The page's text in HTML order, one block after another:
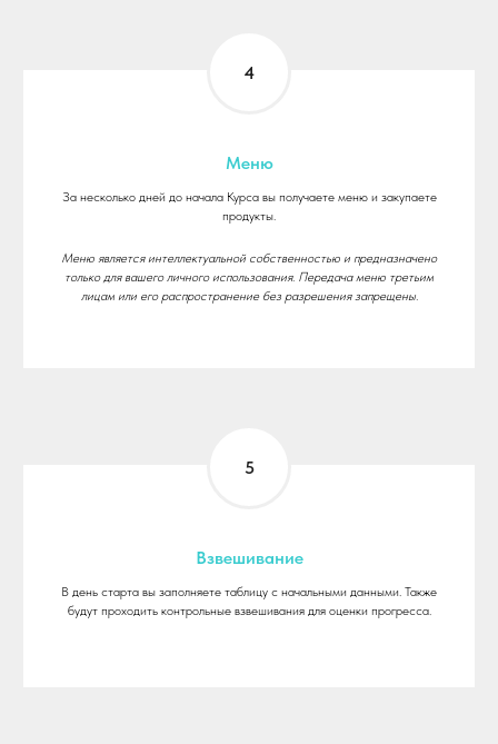
Меню
За несколько дней до начала Курса вы получаете меню и закупаете
продукты.
Меню является интеллектуальной собственностью и предназначено
только для вашего личного использования. Передача меню третьим
лицам или его распространение без разрешения запрещены.
Взвешивание
В день старта вы заполняете таблицу с начальными данными. Также
будут проходить контрольные взвешивания для оценки прогресса.